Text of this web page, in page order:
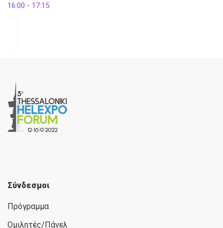
16:00 - 17:15
Σύνδεσμοι
Πρόγραμμα
Ομιλητές/Πάνελ